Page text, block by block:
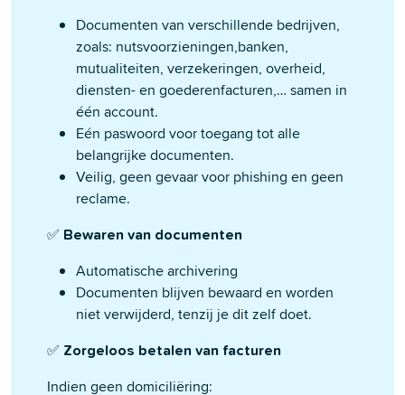
Documenten van verschillende bedrijven,
zoals: nutsvoorzieningen,banken,
mutualiteiten, verzekeringen, overheid,
diensten- en goederenfacturen,… samen in
één account.
Eén paswoord voor toegang tot alle
belangrijke documenten.
Veilig, geen gevaar voor phishing en geen
reclame.
✅ Bewaren van documenten
Automatische archivering
Documenten blijven bewaard en worden
niet verwijderd, tenzij je dit zelf doet.
✅ Zorgeloos betalen van facturen
Indien geen domiciliëring: